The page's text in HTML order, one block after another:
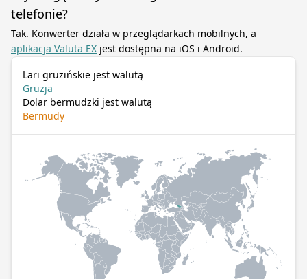
telefonie?
Tak. Konwerter działa w przeglądarkach mobilnych, a
aplikacja Valuta EX jest dostępna na iOS i Android.
Lari gruzińskie jest walutą
Gruzja
Dolar bermudzki jest walutą
Bermudy